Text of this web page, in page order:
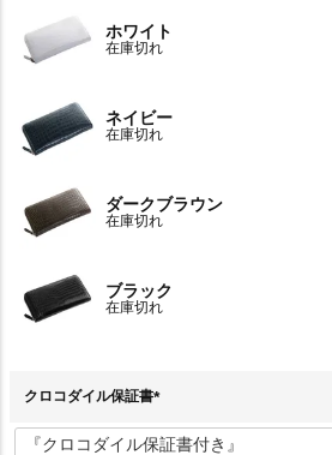
ホワイト
在庫切れ
ネイビー
在庫切れ
ダークブラウン
在庫切れ
ブラック
在庫切れ
クロコダイル保証書
必